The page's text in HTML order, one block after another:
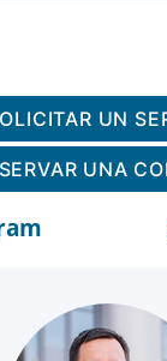
UN
UNA